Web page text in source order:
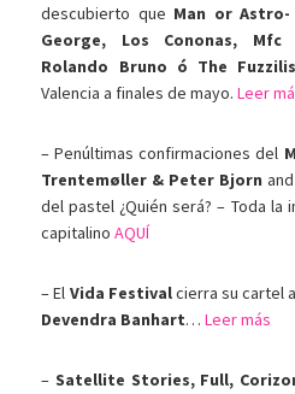
descubierto que Man or Astro-
George, Los Cononas, Mfc
Rolando Bruno ó The
Valencia a finales de mayo.Leer
– Penúltimas confirmaciones del
Trentemøller & Peter Bjorn
del pastel ¿Quién será? – Toda
capitalinoAQUÍ
– El Vida Festivalcierra su cartel
Devendra Banhart…Leer más
– Satellite Stories, Full,